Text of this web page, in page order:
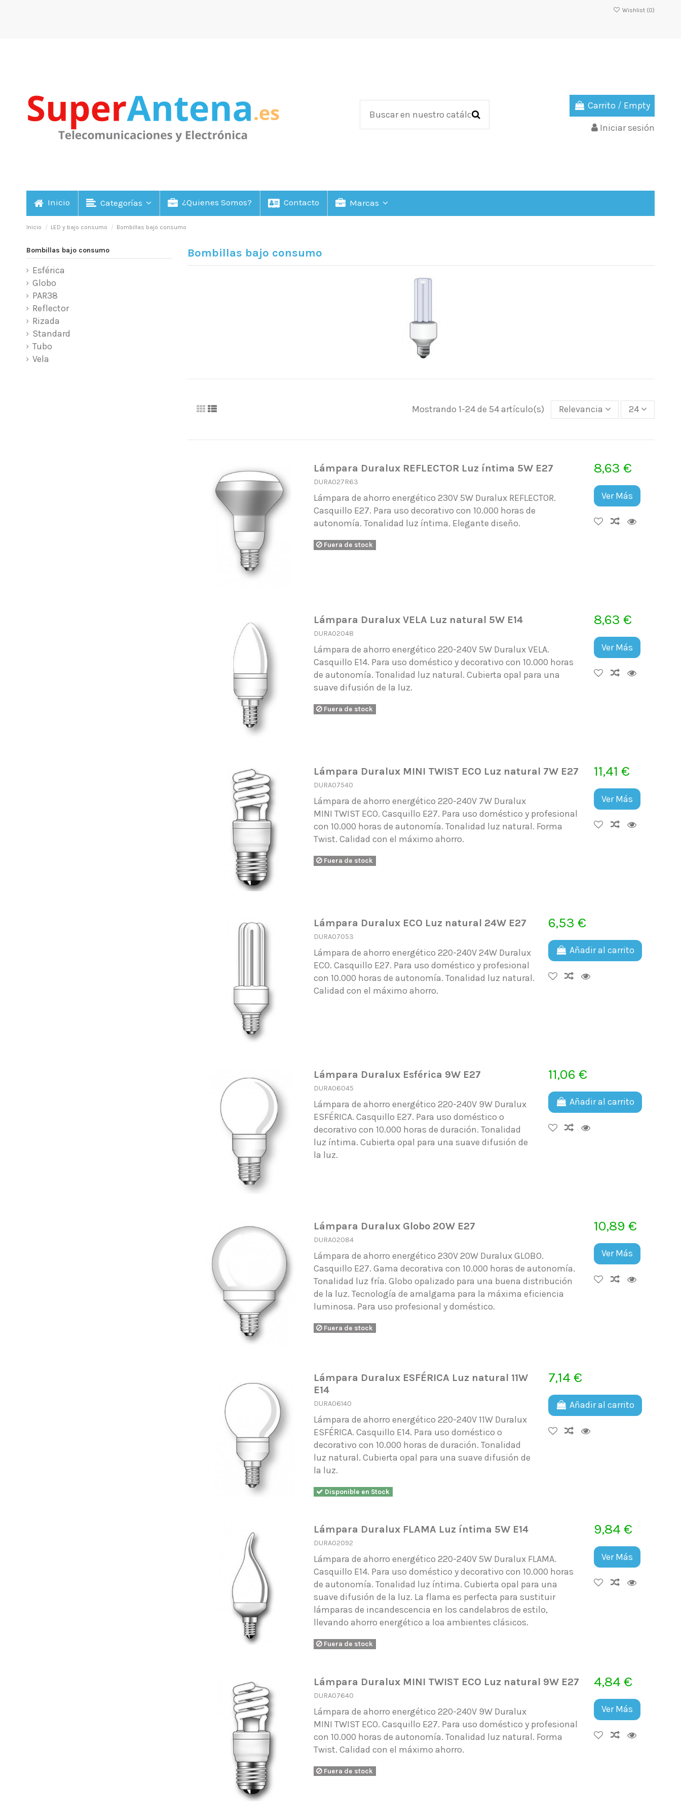
Wishlist (0)
Carrito / Empty
Iniciar sesión
Inicio Categorías ¿Quienes Somos? Contacto Marcas
Inicio LED y bajo consumo Bombillas bajo consumo
Bombillas bajo consumo
Mostrando 1-24 de 54 artículo(s) Relevancia 24
Lámpara Duralux REFLECTOR Luz íntima 5W E27
DURA027R63
Lámpara de ahorro energético 230V 5W Duralux REFLECTOR.
Casquillo E27. Para uso decorativo con 10.000 horas de
autonomía. Tonalidad luz íntima. Elegante diseño.
Fuera de stock
8,63 €
Ver Más
Lámpara Duralux VELA Luz natural 5W E14
DURA02048
Lámpara de ahorro energético 220-240V 5W Duralux VELA.
Casquillo E14. Para uso doméstico y decorativo con 10.000 horas
de autonomía. Tonalidad luz natural. Cubierta opal para una
suave difusión de la luz.
Fuera de stock
8,63 €
Ver Más
Lámpara Duralux MINI TWIST ECO Luz natural 7W E27
DURA07540
Lámpara de ahorro energético 220-240V 7W Duralux
MINI TWIST ECO. Casquillo E27. Para uso doméstico y profesional
con 10.000 horas de autonomía. Tonalidad luz natural. Forma
Twist. Calidad con el máximo ahorro.
Fuera de stock
11,41 €
Ver Más
Lámpara Duralux ECO Luz natural 24W E27
DURA07053
Lámpara de ahorro energético 220-240V 24W Duralux
ECO. Casquillo E27. Para uso doméstico y profesional
con 10.000 horas de autonomía. Tonalidad luz natural.
Calidad con el máximo ahorro.
6,53 €
Añadir al carrito
Lámpara Duralux Esférica 9W E27
DURA06045
Lámpara de ahorro energético 220-240V 9W Duralux
ESFÉRICA. Casquillo E27. Para uso doméstico o
decorativo con 10.000 horas de duración. Tonalidad
luz íntima. Cubierta opal para una suave difusión de
la luz.
11,06 €
Añadir al carrito
Lámpara Duralux Globo 20W E27
DURA02084
Lámpara de ahorro energético 230V 20W Duralux GLOBO.
Casquillo E27. Gama decorativa con 10.000 horas de autonomía.
Tonalidad luz fría. Globo opalizado para una buena distribución
de la luz. Tecnología de amalgama para la máxima eficiencia
luminosa. Para uso profesional y doméstico.
Fuera de stock
10,89 €
Ver Más
Lámpara Duralux ESFÉRICA Luz natural 11W
E14
DURA06140
Lámpara de ahorro energético 220-240V 11W Duralux
ESFÉRICA. Casquillo E14. Para uso doméstico o
decorativo con 10.000 horas de duración. Tonalidad
luz natural. Cubierta opal para una suave difusión de
la luz.
Disponible en Stock
7,14 €
Añadir al carrito
Lámpara Duralux FLAMA Luz íntima 5W E14
DURA02092
Lámpara de ahorro energético 220-240V 5W Duralux FLAMA.
Casquillo E14. Para uso doméstico y decorativo con 10.000 horas
de autonomía. Tonalidad luz íntima. Cubierta opal para una
suave difusión de la luz. La flama es perfecta para sustituir
lámparas de incandescencia en los candelabros de estilo,
llevando ahorro energético a loa ambientes clásicos.
Fuera de stock
9,84 €
Ver Más
Lámpara Duralux MINI TWIST ECO Luz natural 9W E27
DURA07640
Lámpara de ahorro energético 220-240V 9W Duralux
MINI TWIST ECO. Casquillo E27. Para uso doméstico y profesional
con 10.000 horas de autonomía. Tonalidad luz natural. Forma
Twist. Calidad con el máximo ahorro.
Fuera de stock
4,84 €
Ver Más
Bombillas bajo consumo
Esférica
Globo
PAR38
Reflector
Rizada
Standard
Tubo
Vela